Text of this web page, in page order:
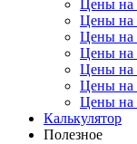
Цены на
Цены на
Цены на
Цены на
Цены на
Цены на
Цены на
Калькулятор
Полезное